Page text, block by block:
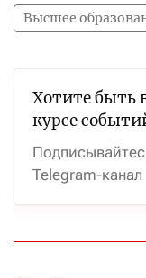
Высшее
Хотите быть
курсе
Telegram-канал